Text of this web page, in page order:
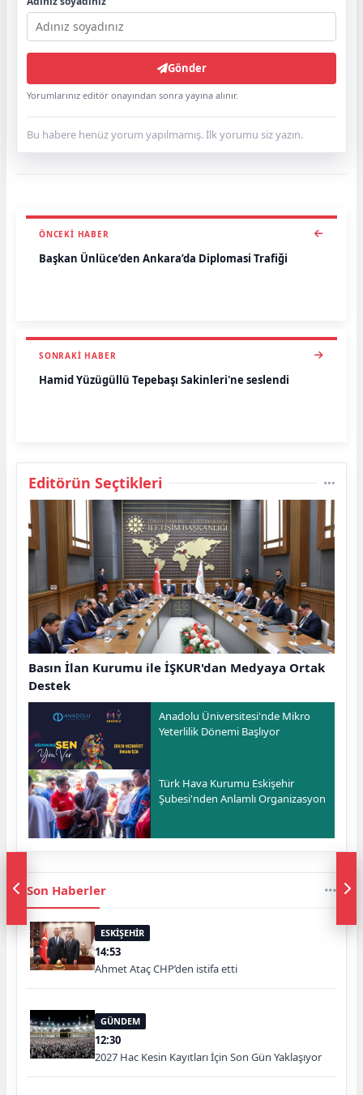
Gönder
Yorumlarınız editör onayından sonra yayına alınır.
Bu habere henüz yorum yapılmamış. İlk yorumu siz yazın.
ÖNCEKI HABER
Başkan Ünlüce’den Ankara’da Diplomasi Trafiği
SONRAKI HABER
Hamid Yüzügüllü Tepebaşı Sakinleri'ne seslendi
Editörün Seçtikleri
Basın İlan Kurumu ile İŞKUR'dan Medyaya Ortak
Destek
Anadolu Üniversitesi'nde Mikro
Yeterlilik Dönemi Başlıyor
Türk Hava Kurumu Eskişehir
Şubesi'nden Anlamlı Organizasyon
Son Haberler
ESKİŞEHİR
14:53
Ahmet Ataç CHP’den istifa etti
GÜNDEM
12:30
2027 Hac Kesin Kayıtları İçin Son Gün Yaklaşıyor